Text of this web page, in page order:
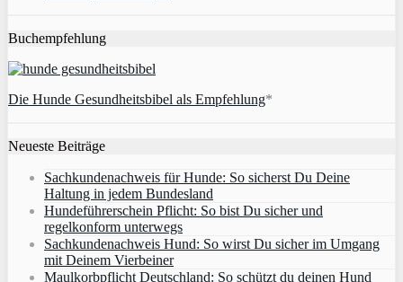
Buchempfehlung
Die Hunde Gesundheitsbibel als Empfehlung*
Neueste Beiträge
Sachkundenachweis für Hunde: So sicherst Du Deine
Haltung in jedem Bundesland
Hundeführerschein Pflicht: So bist Du sicher und
regelkonform unterwegs
Sachkundenachweis Hund: So wirst Du sicher im Umgang
mit Deinem Vierbeiner
Maulkorbpflicht Deutschland: So schützt du deinen Hund